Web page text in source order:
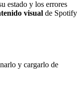
estado y los errores
visual de Spotify
y cargarlo de